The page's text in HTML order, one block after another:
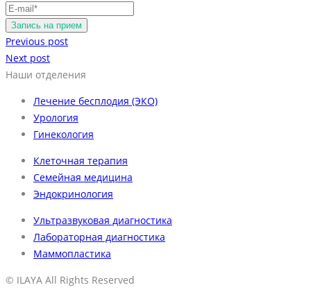
Previous post
Next post
Наши отделения
Лечение бесплодия (ЭКО)
Урология
Гинекология
Клеточная терапия
Семейная медицина
Эндокринология
Ультразвуковая диагностика
Лабораторная диагностика
Маммопластика
© ILAYA All Rights Reserved